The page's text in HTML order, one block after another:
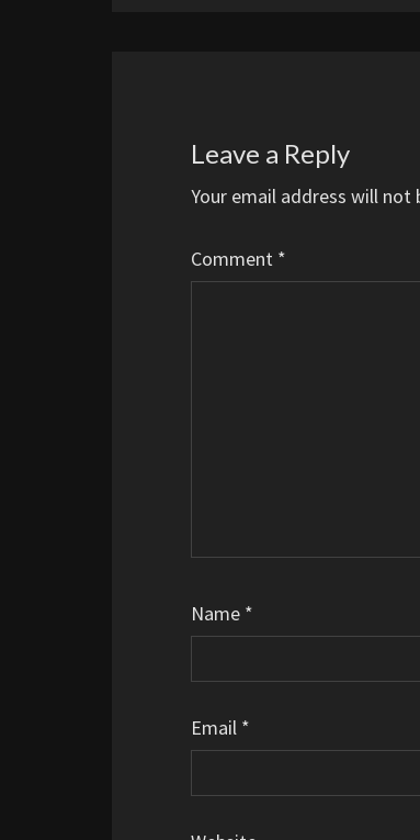
Leave a Reply
Your email address will not
Comment *
Name *
Email *